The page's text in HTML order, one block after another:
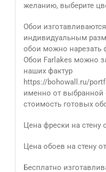
желанию, выберите
Обои
индивидуальным
обои можно нарезать
Обои Farlakes можно
наших фактур
https://bohowall.ru/
именно от выбранной
стоимость готовых
Цена фрески на стену
Цена обоев на стену
Бесплатно